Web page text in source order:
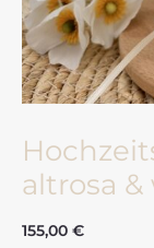
altrosa &
155,00 €